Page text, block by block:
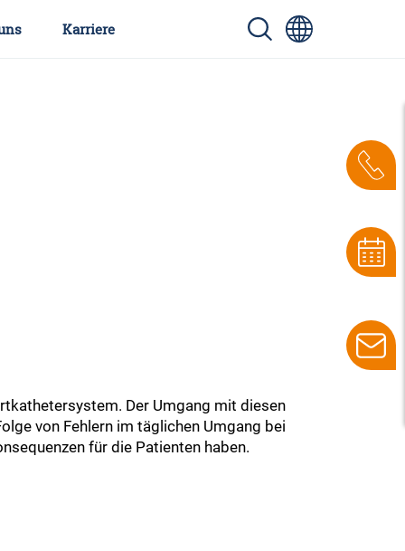
Karriere
Der Umgang mit diesen
von Fehlern im täglichen Umgang bei
für die Patienten haben.